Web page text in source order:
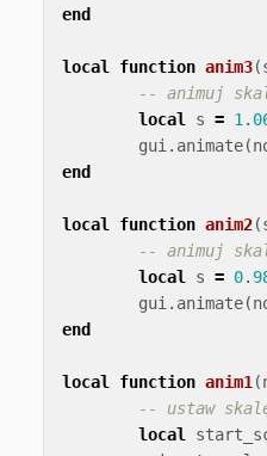
end
local function anim3(
-- animuj
local
s = 1 .
gui . animate(
end
local function anim2(
-- animuj
local
s = 0.
gui . animate(
end
local function anim1 (
-- ustaw
local